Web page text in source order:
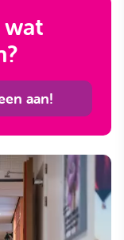
wat
aan!